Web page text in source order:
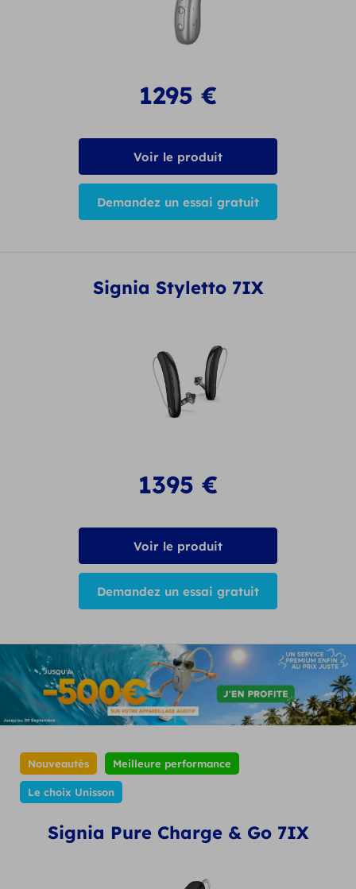
1295 €
Voir le produit
Demandez un essai gratuit
Signia Styletto 7IX
1395 €
Voir le produit
Demandez un essai gratuit
Nouveautés Meilleure performance
Le choix Unisson
Signia Pure Charge & Go 7IX